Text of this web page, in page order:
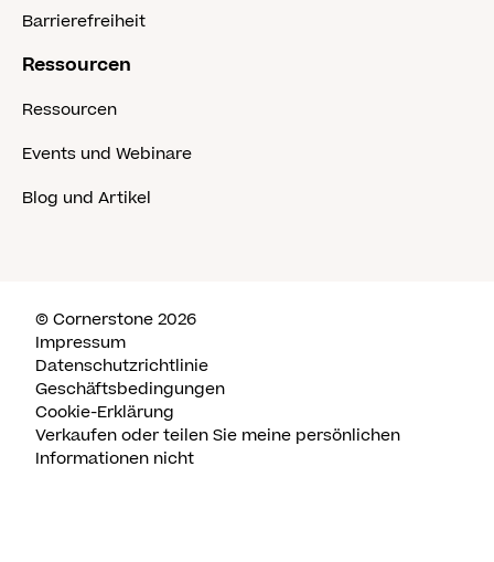
Barrierefreiheit
Ressourcen
Ressourcen
Events und Webinare
Blog und Artikel
© Cornerstone 2026
Impressum
Datenschutzrichtlinie
Geschäftsbedingungen
Cookie-Erklärung
Verkaufen oder teilen Sie meine persönlichen
Informationen nicht